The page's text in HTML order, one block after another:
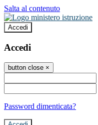
Salta al contenuto
Accedi
Accedi
button close ×
Password dimenticata?